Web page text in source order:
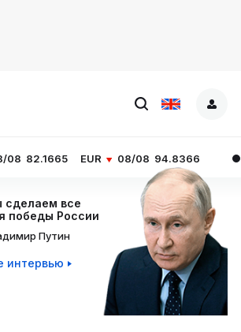
08/08 94.8366 НОВОСТИ
сделаем все
победы России
Путин
интервью